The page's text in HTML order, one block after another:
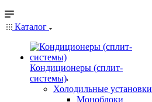
Каталог
Кондиционеры (сплит-
системы)
Холодильные установки
Моноблоки